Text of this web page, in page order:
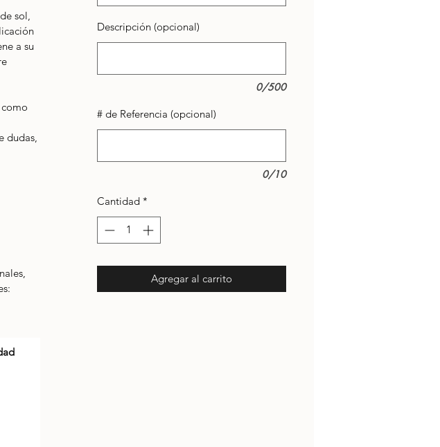
sol,
a su
dudas,
Descripción (opcional)
0/500
# de Referencia (opcional)
0/10
Cantidad *
Agregar al carrito